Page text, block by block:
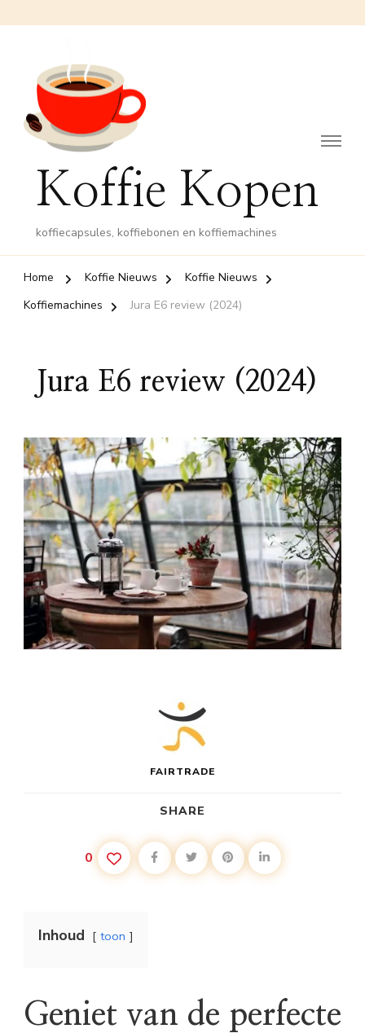
Koffie Kopen
koffiecapsules, koffiebonen en koffiemachines
Home Koffie Nieuws
Koffie Nieuws
Koffiemachines
Jura E6 review (2024)
Jura E6 review (2024)
FAIRTRADE
SHARE
0
Inhoud toon
Geniet van de perfecte